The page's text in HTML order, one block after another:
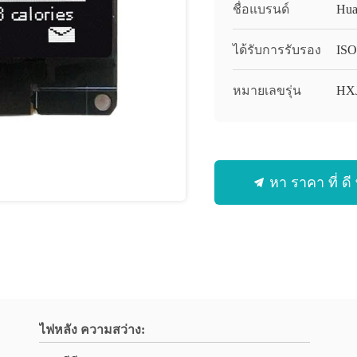
ชื่อแบรนด์
ได้รับการรับรอง
หมายเลขรุ่น
หา ราคา ที่ ดี
ไฟหลัง ความสว่าง: